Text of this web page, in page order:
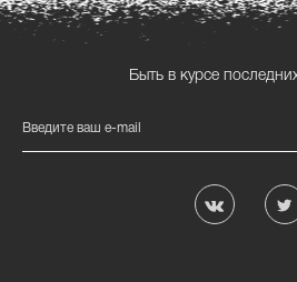
Быть в курсе
Введите ваш e-mail